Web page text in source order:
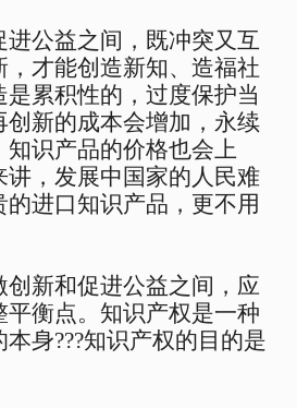
公益之间，既冲突又互
才能创造新知、造福社
累积性的，过度保护当
创新的成本会增加，永续
识产品的价格也会上
讲，发展中国家的人民难
的进口知识产品，更不用
新和促进公益之间，应
平衡点。知识产权是一种
身???知识产权的目的是